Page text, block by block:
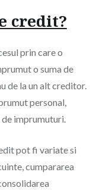
credit?
prin care o
o suma de
de la un alt creditor.
personal,
imprumuturi.
pot fi variate si
cumpararea